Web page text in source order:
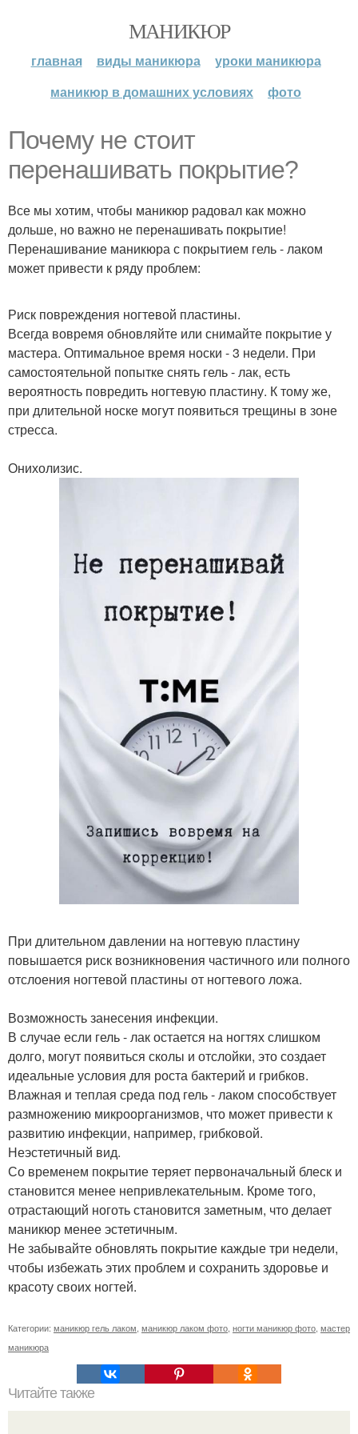
МАНИКЮР
главная виды маникюра
уроки маникюра
маникюр в домашних условиях
фото
Почему не стоит
перенашивать покрытие?
Все мы хотим, чтобы маникюр радовал как можно
дольше, но важно не перенашивать покрытие!
Перенашивание маникюра с покрытием гель - лаком
может привести к ряду проблем:
Риск повреждения ногтевой пластины.
Всегда вовремя обновляйте или снимайте покрытие у
мастера. Оптимальное время носки - 3 недели. При
самостоятельной попытке снять гель - лак, есть
вероятность повредить ногтевую пластину. К тому же,
при длительной носке могут появиться трещины в зоне
стресса.
Онихолизис.
При длительном давлении на ногтевую пластину
повышается риск возникновения частичного или полного
отслоения ногтевой пластины от ногтевого ложа.
Возможность занесения инфекции.
В случае если гель - лак остается на ногтях слишком
долго, могут появиться сколы и отслойки, это создает
идеальные условия для роста бактерий и грибков.
Влажная и теплая среда под гель - лаком способствует
размножению микроорганизмов, что может привести к
развитию инфекции, например, грибковой.
Неэстетичный вид.
Со временем покрытие теряет первоначальный блеск и
становится менее непривлекательным. Кроме того,
отрастающий ноготь становится заметным, что делает
маникюр менее эстетичным.
Не забывайте обновлять покрытие каждые три недели,
чтобы избежать этих проблем и сохранить здоровье и
красоту своих ногтей.
Категории: маникюр гель лаком, маникюр лаком фото, ногти маникюр фото, мастер
маникюра
Читайте также